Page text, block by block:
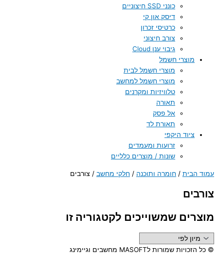
כונני SSD חיצוניים
דיסק און קי
כרטיסי זכרון
צורב חיצוני
גיבוי ענן Cloud
מוצרי חשמל
מוצרי חשמל לבית
מוצרי חשמל למחשב
טלוויזיות ומקרנים
תאורה
אל פסק
תאורת לד
ציוד היקפי
זרועות ומעמדים
שונות / מוצרים כלליים
עמוד הבית / חומרה ותוכנה / חלקי מחשב / צורבים
צורבים
מוצרים שמשוייכים לקטגוריה זו
© כל הזכויות שמורות לMASOFT מחשבים וגיימינג